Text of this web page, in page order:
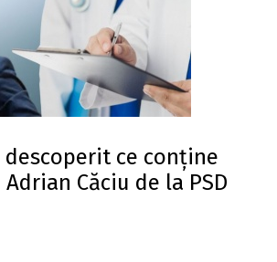
descoperit ce conține
Căciu de la PSD